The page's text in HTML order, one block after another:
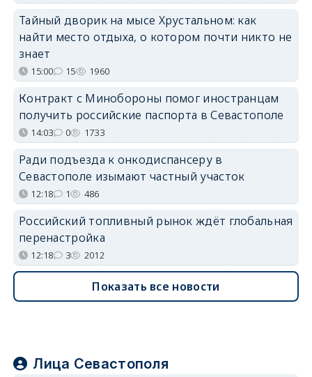
Тайный дворик на мысе Хрустальном: как
найти место отдыха, о котором почти никто не
знает
15:00 15 1960
Контракт с Минобороны помог иностранцам
получить российские паспорта в Севастополе
14:03 0 1733
Ради подъезда к онкодиспансеру в
Севастополе изымают частный участок
12:18 1 486
Российский топливный рынок ждёт глобальная
перенастройка
12:18 3 2012
Показать все новости
Лица Севастополя